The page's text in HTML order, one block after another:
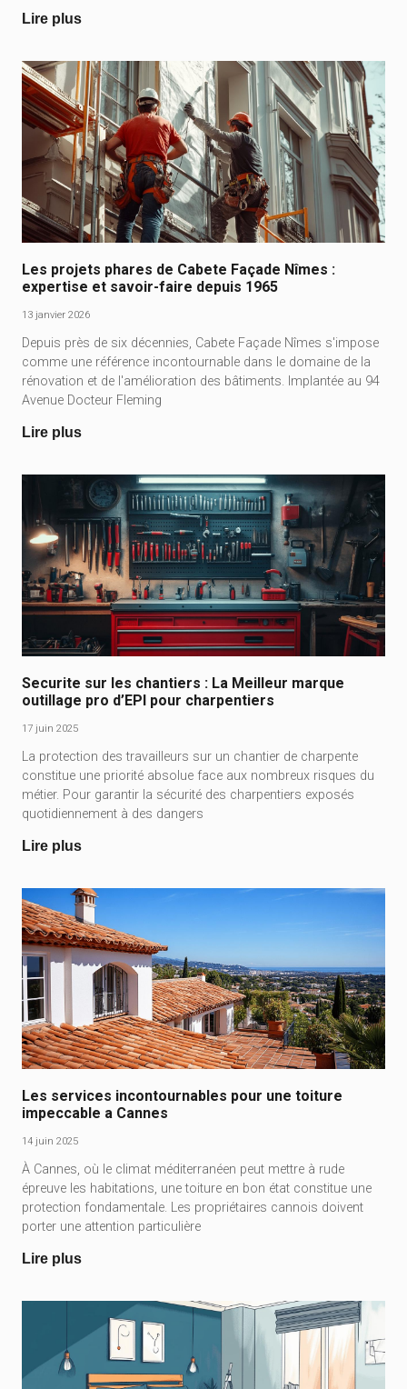
Lire plus
Les projets phares de Cabete Façade Nîmes :
expertise et savoir-faire depuis 1965
13 janvier 2026
Depuis près de six décennies, Cabete Façade Nîmes s'impose
comme une référence incontournable dans le domaine de la
rénovation et de l'amélioration des bâtiments. Implantée au 94
Avenue Docteur Fleming
Lire plus
Securite sur les chantiers : La Meilleur marque
outillage pro d’EPI pour charpentiers
17 juin 2025
La protection des travailleurs sur un chantier de charpente
constitue une priorité absolue face aux nombreux risques du
métier. Pour garantir la sécurité des charpentiers exposés
quotidiennement à des dangers
Lire plus
Les services incontournables pour une toiture
impeccable a Cannes
14 juin 2025
À Cannes, où le climat méditerranéen peut mettre à rude
épreuve les habitations, une toiture en bon état constitue une
protection fondamentale. Les propriétaires cannois doivent
porter une attention particulière
Lire plus